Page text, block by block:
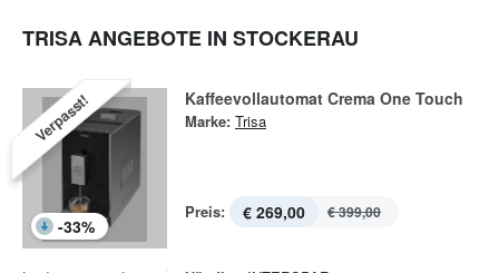
TRISA ANGEBOTE IN STOCKERAU
Verpasst!
-33%
Kaffeevollautomat Crema One Touch
Marke: Trisa
Preis: € 269,00 € 399,00